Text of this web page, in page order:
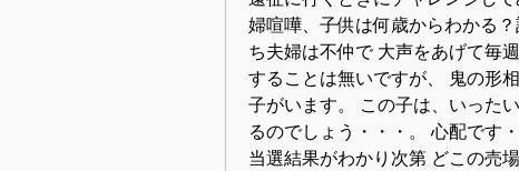
婦喧嘩、子供は何歳からわかる
ち夫婦は不仲で 大声をあげて毎
することは無いですが、 鬼の形
子がいます。 この子は、いった
るのでしょう・・・。 心配です
当選結果がわかり次第 どこの売